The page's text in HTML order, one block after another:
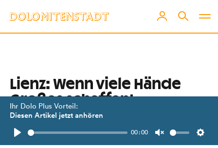
Ihr Dolo Plus Vorteil:
Diesen Artikel jetzt anhören
Play
00:00
Unmute
Lienz: Wenn viele Hände
Großes schaffen!
Ein spektakulärer Turmbau im
Video-Zeitraffer.